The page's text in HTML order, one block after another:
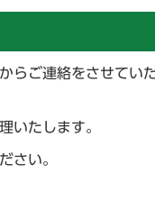
らご連絡をさせて
いたします。
さい。